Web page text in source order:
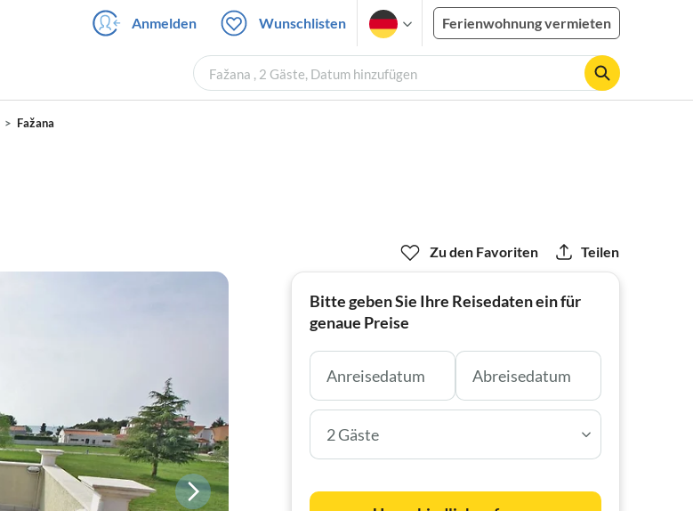
Anmelden Wunschlisten Ferienwohnung vermieten
Fažana , 2 Gäste, Datum hinzufügen
Fažana
Zu den Favoriten Teilen
Bitte geben Sie Ihre Reisedaten ein für
genaue Preise
2 Gäste